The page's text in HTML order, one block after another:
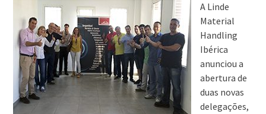
A Linde
Material
Handling
Ibérica
anunciou a
abertura de
duas novas
delegações,